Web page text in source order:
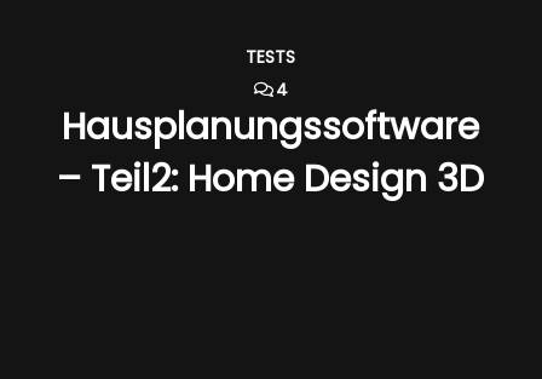
TESTS
4
Hausplanungssoftware
– Teil2: Home Design 3D